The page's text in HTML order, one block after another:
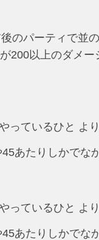
のパーティで並
200以上のダメ
っているひと よ
あたりしかでな
っているひと よ
あたりしかでな